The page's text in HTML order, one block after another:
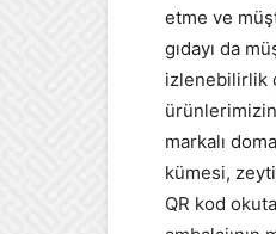
etme ve
gıdayı da
izlenebilirlik
markalı
kümesi,
QR kod